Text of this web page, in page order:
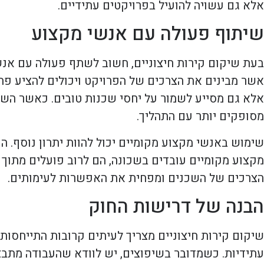
אלא גם עשויה להועיל בפרויקטים עתידיים.
שיתוף פעולה עם אנשי מקצוע
בעת שיקום קירות חיצוניים, חשוב לשתף פעולה עם
אשר מבינים את הצרכים של הפרויקט ויכולים להציע
אלא גם מסייע לשמור על יחסי שכנות טובים. כאשר
מסופקים יותר עם התהליך.
שימוש באנשי מקצוע מקומיים יכול להוות יתרון
מקצוע מקומיים עובדים בשכונה, הם לרוב פועלים
הצרכים של השכנים ומפחית את האפשרות לעימותים.
הבנה של דרישות החוק
שיקום קירות חיצוניים מצריך לעיתים קרובות
עתידיות. כשמדובר בשיפוצים, יש לוודא שהעבודה